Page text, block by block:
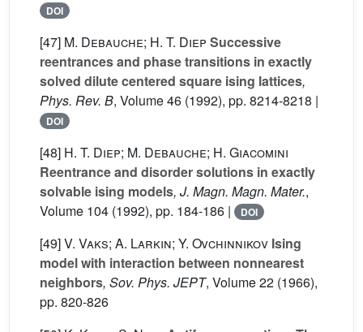
DOI
[47] M. Debauche; H. T. Diep Successive
reentrances and phase transitions in exactly
solved dilute centered square ising lattices,
Phys. Rev. B, Volume 46 (1992), pp. 8214-8218 |
DOI
[48] H. T. Diep; M. Debauche; H. Giacomini
Reentrance and disorder solutions in exactly
solvable ising models, J. Magn. Magn. Mater.,
Volume 104 (1992), pp. 184-186 | DOI
[49]V. Vaks; A. Larkin; Y. Ovchinnikov Ising
model with interaction between nonnearest
neighbors, Sov. Phys. JEPT, Volume 22 (1966),
pp. 820-826